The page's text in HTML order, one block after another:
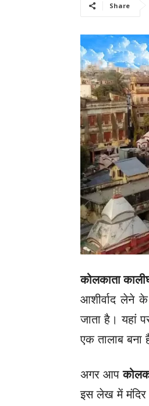
Share
कोलकाता
आशीर्वाद लेने
जाता है। यहां
एक तालाब बना
अगर आप
इस लेख में मंदिर